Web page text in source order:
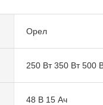
Орел
250 Вт 350 Вт 500
48 В 15 Ач